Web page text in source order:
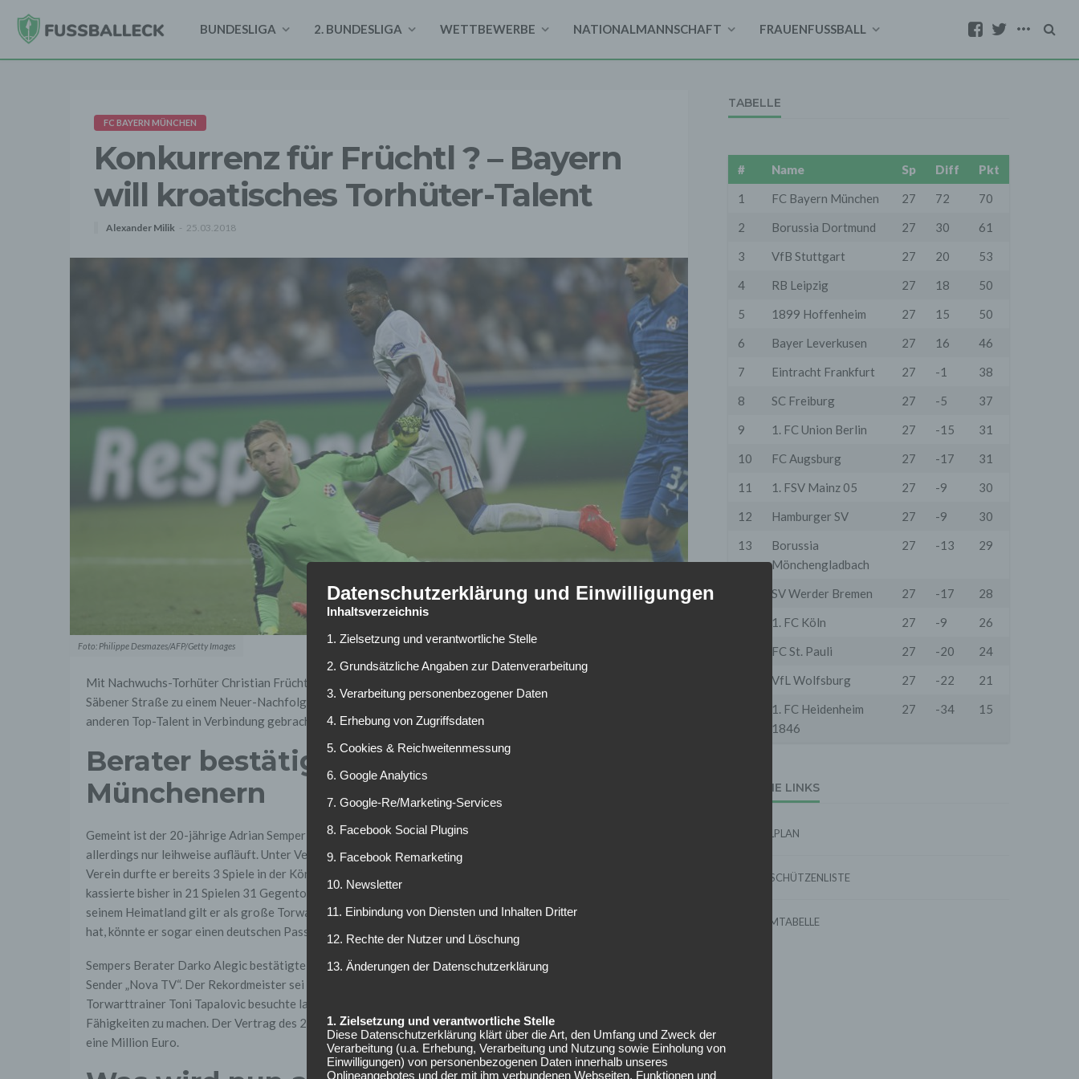
BUNDESLIGA 2. BUNDESLIGA WETTBEWERBE NATIONALMANNSCHAFT FRAUENFUSSBALL
FC BAYERN MÜNCHEN
Konkurrenz für Früchtl ? – Bayern
will kroatisches Torhüter-Talent
Alexander Milik 25.03.2018
Foto: Philippe Desmazes/AFP/Getty Images
Mit Nachwuchs-Torhüter Christian Früchtl plant Bayern München langfristig. Der Deutsche soll an der
Säbener Straße zu einem Neuer-Nachfolger ausgebildet werden. Nun wird der Rekordmeister jedoch mit einem
anderen Top-Talent in Verbindung gebracht.
Berater bestätigt Kontakt zu den
Münchenern
Gemeint ist der 20-jährige Adrian Semper vom kroatischen Erstligisten Lokomotive Zagreb, für den er
allerdings nur leihweise aufläuft. Unter Vertrag steht er beim aktuellen Tabellenersten Dinamo Zagreb. Für den
Verein durfte er bereits 3 Spiele in der Königsklasse bestreiten. Bei Lokomotive ist er in der Liga gesetzt und
kassierte bisher in 21 Spielen 31 Gegentore. Für die U21 Kroatiens gab er im September 2017 sein Debüt. In
seinem Heimatland gilt er als große Torwart-Hoffnung. Da der Rechtsfuß einen Großvater aus Deutschland
hat, könnte er sogar einen deutschen Pass erhalten.
Sempers Berater Darko Alegic bestätigte ein Interesse seitens der Münchener gegenüber dem kroatischen
Sender „Nova TV“. Der Rekordmeister sei allerdings nicht der einzige interessierte Club. Bayerns
Torwarttrainer Toni Tapalovic besuchte laut „BILD“ einige Spiele der Kroaten, um sich ein Bild von Sempers
Fähigkeiten zu machen. Der Vertrag des 20-jährigen läuft noch bis 2022, sein Marktwert beläuft sich auf etwa
eine Million Euro.
TABELLE
# Name Sp Diff
Pkt
1
FC Bayern München 27 72
70
2
Borussia Dortmund 27 30
61
3
VfB Stuttgart 27 20
53
4
RB Leipzig 27 18
50
5
1899 Hoffenheim 27 15
50
6
Bayer Leverkusen 27 16
46
7
Eintracht Frankfurt 27 -1
38
8
SC Freiburg 27 -5
37
9
1. FC Union Berlin 27 -15
31
10
FC Augsburg 27 -17
31
11
1. FSV Mainz 05 27 -9
30
12
Hamburger SV 27 -9
30
13
Borussia
Mönchengladbach
27 -13 29
SV Werder Bremen 27 -17
28
1. FC Köln 27 -9
26
FC St. Pauli 27 -20
24
VfL Wolfsburg 27 -22
21
1. FC Heidenheim
1846
27 -34 15
EXTERNE LINKS
SPIELPLAN
TORSCHÜTZENLISTE
FORMTABELLE
Datenschutzerklärung und Einwilligungen
Inhaltsverzeichnis
1. Zielsetzung und verantwortliche Stelle
2. Grundsätzliche Angaben zur Datenverarbeitung
3. Verarbeitung personenbezogener Daten
4. Erhebung von Zugriffsdaten
5. Cookies & Reichweitenmessung
6. Google Analytics
7. Google-Re/Marketing-Services
8. Facebook Social Plugins
9. Facebook Remarketing
10. Newsletter
11. Einbindung von Diensten und Inhalten Dritter
12. Rechte der Nutzer und Löschung
13. Änderungen der Datenschutzerklärung
1. Zielsetzung und verantwortliche Stelle
Diese Datenschutzerklärung klärt über die Art, den Umfang und Zweck der
Verarbeitung (u.a. Erhebung, Verarbeitung und Nutzung sowie Einholung von
Einwilligungen) von personenbezogenen Daten innerhalb unseres
Onlineangebotes und der mit ihm verbundenen Webseiten, Funktionen und